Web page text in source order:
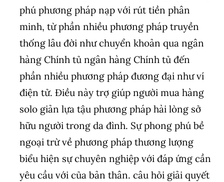
phú phương pháp nạp với rút tiền phân
minh, từ phần nhiều phương pháp truyền
thống lâu đời như chuyển khoản qua ngân
hàng Chính tủ ngân hàng Chính tủ đến
phần nhiều phương pháp đương đại như ví
điện tử. Điều này trợ giúp người mua hàng
solo giản lựa tậu phương pháp hài lòng sở
hữu người trong da đình. Sự phong phú bề
ngoại trừ về phương pháp thương lượng
biểu hiện sự chuyên nghiệp với đáp ứng cần
yêu cầu với của bản thân. câu hỏi giải quyết